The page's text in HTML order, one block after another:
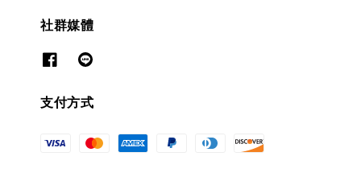
社群媒體
支付方式